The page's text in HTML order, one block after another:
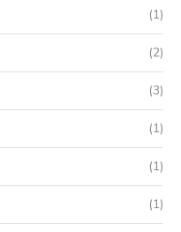
(1)
(2)
(3)
(1)
(1)
(1)